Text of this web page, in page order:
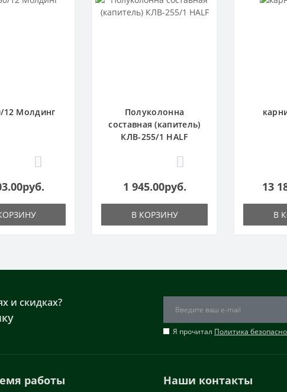
12 Молдинг
Полуколонна
составная (капитель)
КЛВ-255/1 HALF
1 945.00руб.
В КОРЗИНУ
13
В
и скидках?
Я прочитал Политика
работы Наши контакты